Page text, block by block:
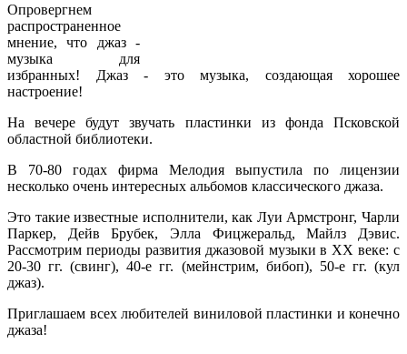
Опровергнем
распространенное
мнение, что джаз -
музыка для
избранных! Джаз - это музыка, создающая хорошее
настроение!
На вечере будут звучать пластинки из фонда Псковской
областной библиотеки.
В 70-80 годах фирма Мелодия выпустила по лицензии
несколько очень интересных альбомов классического джаза.
Это такие известные исполнители, как Луи Армстронг, Чарли
Паркер, Дейв Брубек, Элла Фицжеральд, Майлз Дэвис.
Рассмотрим периоды развития джазовой музыки в ХХ веке: с
20-30 гг. (свинг), 40-е гг. (мейнстрим, бибоп), 50-е гг. (кул
джаз).
Приглашаем всех любителей виниловой пластинки и конечно
джаза!